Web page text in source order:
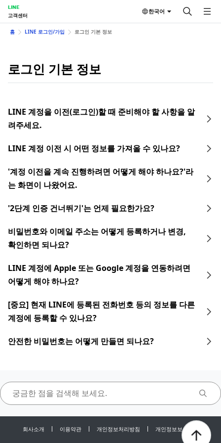
LINE
고객센터
한국어
홈 LINE 로그인/가입 로그인 기본 정보
로그인 기본 정보
LINE 계정을 이전(로그인)할 때 준비해야 할 사항을 알
려주세요.
LINE 계정 이전 시 어떤 정보를 가져올 수 있나요?
'계정 이전을 계속 진행하려면 어떻게 해야 하나요?'라
는 화면이 나왔어요.
'2단계 인증 건너뛰기'는 언제 필요한가요?
비밀번호와 이메일 주소는 어떻게 등록하거나 변경,
확인하면 되나요?
LINE 계정에 Apple 또는 Google 계정을 연동하려면
어떻게 해야 하나요?
[중요] 현재 LINE에 등록된 전화번호 등의 정보를 다른
계정에 등록할 수 있나요?
안전한 비밀번호는 어떻게 만들면 되나요?
회사소개 이용약관 개인정보처리방침 개인정보보호센터